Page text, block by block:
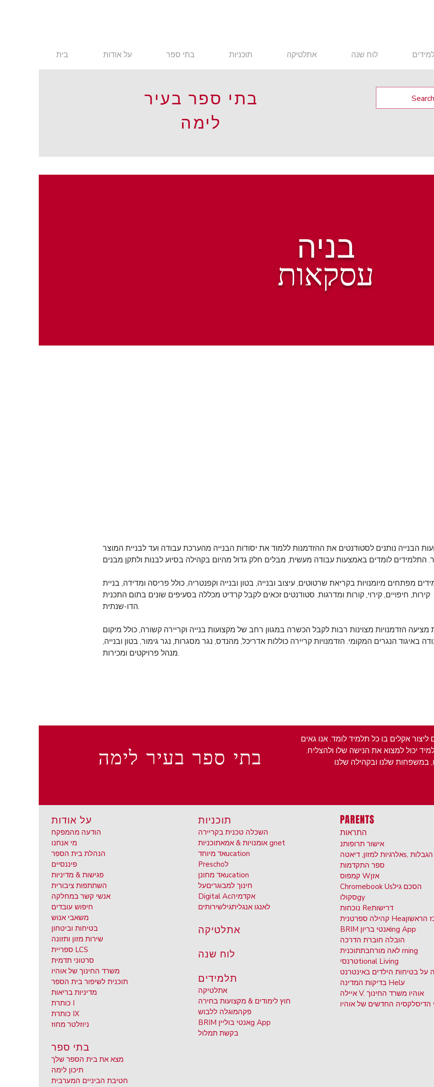
בית על אודות בתי ספר תוכניות אתלטיקה לוח שנה
בתי ספר בעיר
לימה
בניה
עסקאות
הבנייה נותנים לסטודנטים את ההזדמנות ללמוד את יסודות הבנייה מהערכת עבודה ועד לבניית המוצר
מפתחים מיומנויות בקריאת שרטוטים, עיצוב ובנייה, בטון ובנייה וקפנטריה, כולל פריסה ומדידה, בניית
קירות, חיפויים, קירוי, קורות ומדרגות. סטודנטים זכאים לקבל קרדיט מכללה בסעיפים שונים בתום התכנית
הדו-שנתית.
מציעה הזדמנויות מצוינות רבות לקבל הכשרה במגוון רחב של מקצועות בנייה וקריירה קשורה, כולל מיקום
באיגוד הנגרים המקומי. הזדמנויות קריירה כוללות אדריכל, מהנדס, נגר מסגרות, נגר גימור, בטון ובנייה,
מנהל פרויקטים ומכירות.
בתי ספר בעיר לימה
אקלים בו כל תלמיד לומד. אנו גאים
יכול למצוא את הנישה שלו ולהצליח.
על אודות
הודעה מהמפקח
מי אנחנו
הנהלת בית הספר
פיננסיים
פגישות & מדיניות
השתתפות ציבורית
אנשי קשר במחלקה
חיפוש עובדים
משאבי אנוש
בטיחות וביטחון
שירות מזון ותזונה
ספריית LCS
סרטוני תדמית
משרד החינוך של אוהיו
תוכנית לשיפור בית הספר
מדיניות בריאות
כותרת I
כותרת IX
ניוזלטר מחוז
בתי ספר
מצא את בית הספר שלך
תיכון לימה
חטיבת הביניים המערבית
תוכניות
השכלה טכנית בקריירה
אומנויות & אמאתוכניות gnet
אד מיוחדucation
Preschoל
אד מחונןucation
חינוך למבוגריםעל
Digital Acאקדמיה
לאנגו אנגליתגילשירותים
אתלטיקה
לוח שנה
תלמידים
אתלטיקה
חוץ לימודים & מקצועות בחירה
פקהמוגלה ללבוש
BRIM אנטי בולייןg App
בקשת תמלול
PARENTS
התראות
אישור תרופותנ
אלרגיות למזון, דיאטה
s, הגבלות
ספר התקדמות
קמפוס Wאזן
Chromebook Usהסכם גיל
סקולוgy
נוכחות Reדרישות
קהילה ספרטנית Heaהראשון
BRIM אנטי בריוןing App
הובלה חוברת הדרכה
לאה מורחבת תוכנית rning
טרנסיtional Living
על בטיחות הילדים באינטרנט
בדיקות המדינה Helע
איילה V. אוהיו משרד החינוך
הדיסלקסיה החדשים של אוהיו